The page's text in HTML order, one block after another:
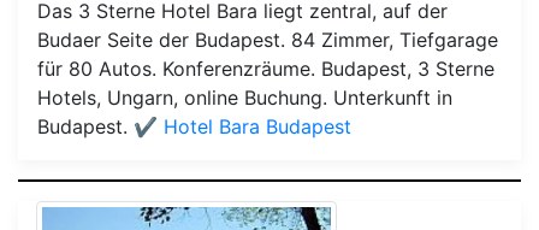
Das 3 Sterne Hotel Bara liegt zentral, auf der
Budaer Seite der Budapest. 84 Zimmer, Tiefgarage
für 80 Autos. Konferenzräume. Budapest, 3 Sterne
Hotels, Ungarn, online Buchung. Unterkunft in
Budapest. ✔️ Hotel Bara Budapest